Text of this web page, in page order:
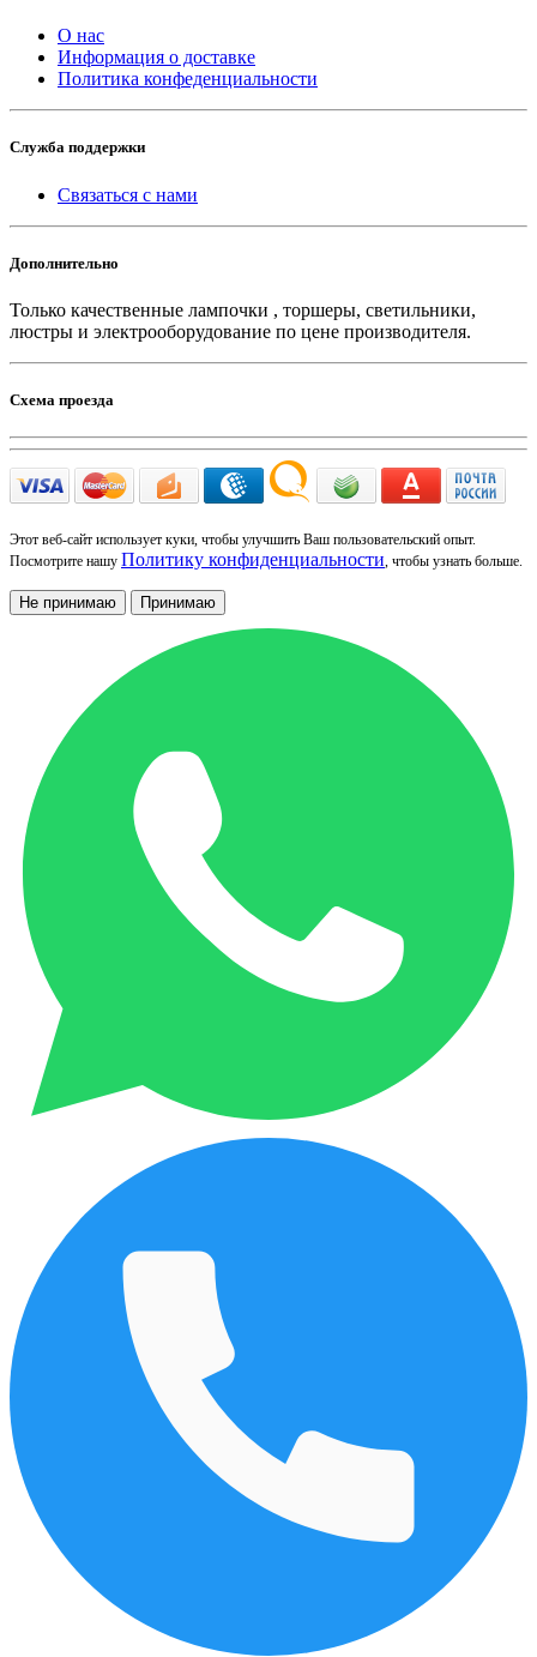
О нас
Информация о доставке
Политика конфеденциальности
Служба поддержки
Связаться с нами
Дополнительно
Только качественные лампочки , торшеры, светильники,
люстры и электрооборудование по цене производителя.
Схема проезда
Этот веб-сайт использует куки, чтобы улучшить Ваш пользовательский опыт.
Посмотрите нашу Политику конфиденциальности, чтобы узнать больше.
Не принимаю Принимаю